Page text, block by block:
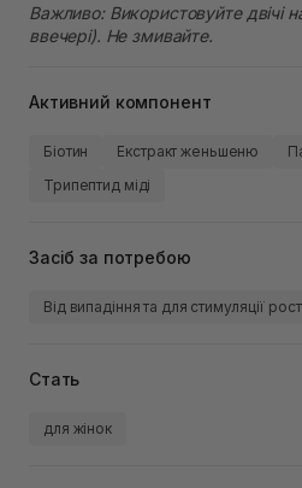
Важливо: Використовуйте двічі
ввечері). Не змивайте.
Активний компонент
Біотин Екстракт женьшеню
Трипептид міді
Засіб за потребою
Від випадіння та для стимуляції
Стать
для жінок